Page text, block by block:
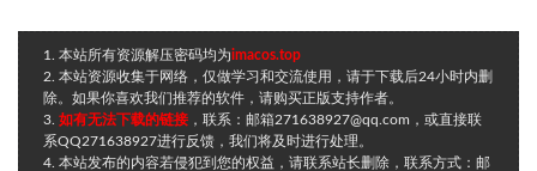
1. 本站所有资源解压密码均为imacos.top
2. 本站资源收集于网络，仅做学习和交流使用，请于下载后24小时内删
除。如果你喜欢我们推荐的软件，请购买正版支持作者。
3. 如有无法下载的链接 ，联系：邮箱271638927@qq.com，或直接联
系QQ271638927进行反馈，我们将及时进行处理。
4. 本站发布的内容若侵犯到您的权益，请联系站长删除，联系方式：邮